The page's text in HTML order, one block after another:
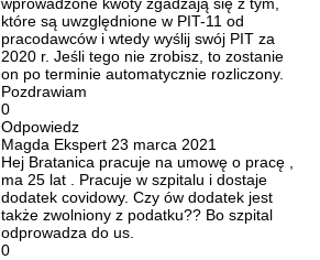
które są uwzględnione w PIT-11 od
pracodawców i wtedy wyślij swój PIT za
2020 r. Jeśli tego nie zrobisz, to zostanie
on po terminie automatycznie rozliczony.
Pozdrawiam
0
Odpowiedz
Magda Ekspert 23 marca 2021
Hej Bratanica pracuje na umowę o pracę ,
ma 25 lat . Pracuje w szpitalu i dostaje
dodatek covidowy. Czy ów dodatek jest
także zwolniony z podatku?? Bo szpital
odprowadza do us.
0